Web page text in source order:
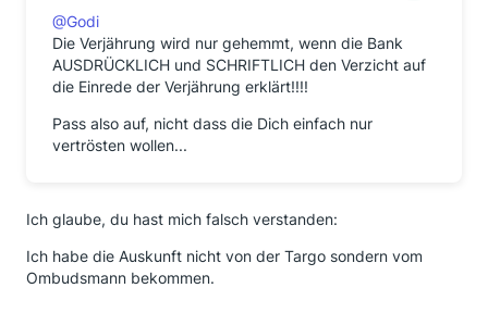
@Godi
Die Verjährung wird nur gehemmt, wenn die Bank
AUSDRÜCKLICH und SCHRIFTLICH den Verzicht auf
die Einrede der Verjährung erklärt!!!!
Pass also auf, nicht dass die Dich einfach nur
vertrösten wollen...
Ich glaube, du hast mich falsch verstanden:
Ich habe die Auskunft nicht von der Targo sondern vom
Ombudsmann bekommen.